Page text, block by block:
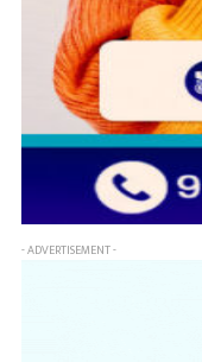
- ADVERTISEMENT -